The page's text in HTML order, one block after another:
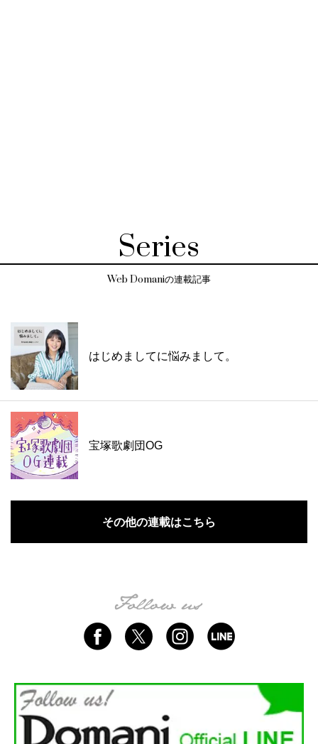
Series
Web Domaniの連載記事
はじめましてに悩みまして。
宝塚歌劇団OG
その他の連載はこちら